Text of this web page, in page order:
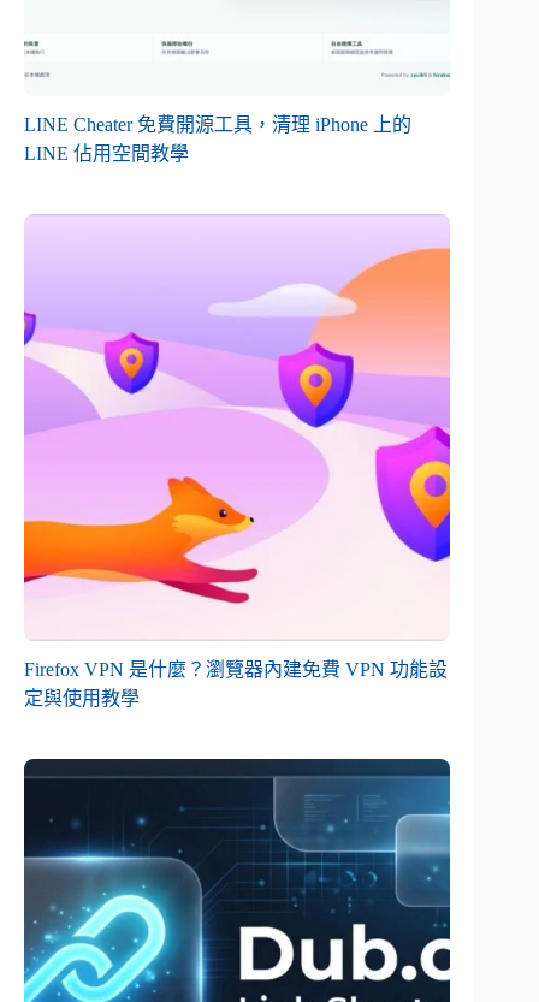
LINE Cheater 免費開源工具，清理 iPhone 上的
LINE 佔用空間教學
Firefox VPN 是什麼？瀏覽器內建免費 VPN 功能設
定與使用教學